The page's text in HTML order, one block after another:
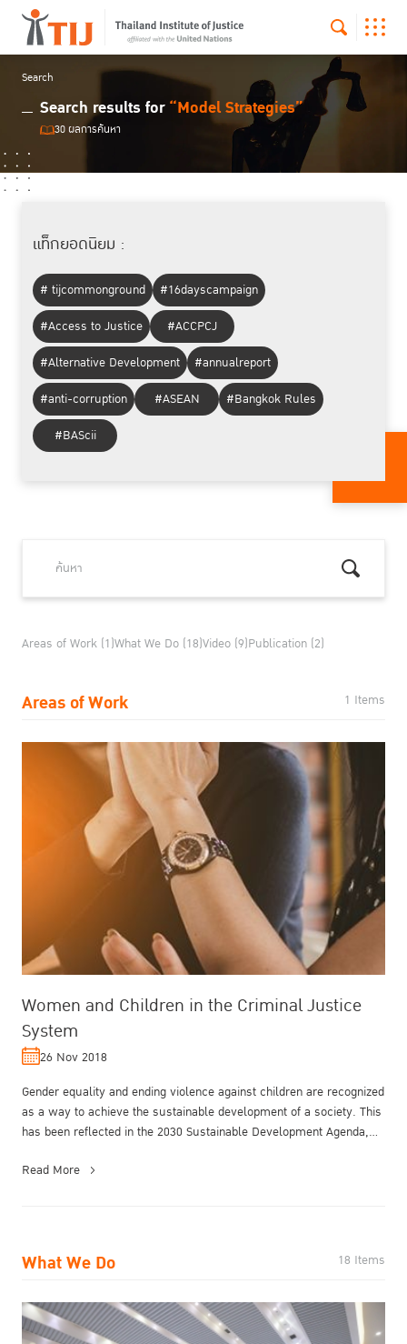
Search
Search results for“Model Strategies”
30 ผลการค้นหา
แท็กยอดนิยม :
# tijcommonground
#16dayscampaign
#Access to Justice
#ACCPCJ
#Alternative Development
#annualreport
#anti-corruption
#ASEAN
#Bangkok Rules
#BAScii
Areas of Work (1)What We Do (18)Video (9)Publication (2)
Areas of Work 1 Items
Women and Children in the Criminal Justice
System
26 Nov 2018
Gender equality and ending violence against children are recognized
as a way to achieve the sustainable development of a society. This
has been reflected in the 2030 Sustainable Development Agenda,
Read More
What We Do 18 Items